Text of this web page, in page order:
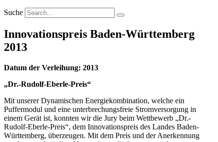
Suche
Innovationspreis Baden-Württemberg
2013
Datum der Verleihung: 2013
„Dr.-Rudolf-Eberle-Preis“
Mit unserer Dynamischen Energiekombination, welche ein
Puffermodul und eine unterbrechungsfreie Stromversorgung in
einem Gerät ist, konnten wir die Jury beim Wettbewerb „Dr.-
Rudolf-Eberle-Preis“, dem Innovationspreis des Landes Baden-
Württemberg, überzeugen. Mit dem Preis und der Anerkennung